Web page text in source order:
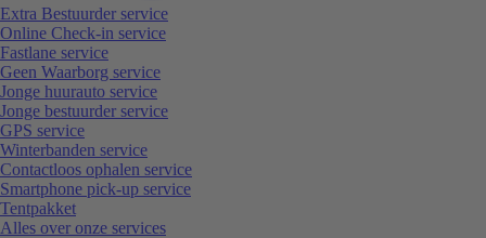
Extra Bestuurder service
Online Check-in service
Fastlane service
Geen Waarborg service
Jonge huurauto service
Jonge bestuurder service
GPS service
Winterbanden service
Contactloos ophalen service
Smartphone pick-up service
Tentpakket
Alles over onze services